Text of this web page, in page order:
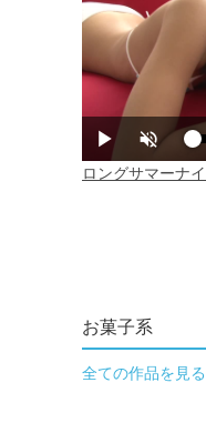
お菓子系
全ての作品を見る